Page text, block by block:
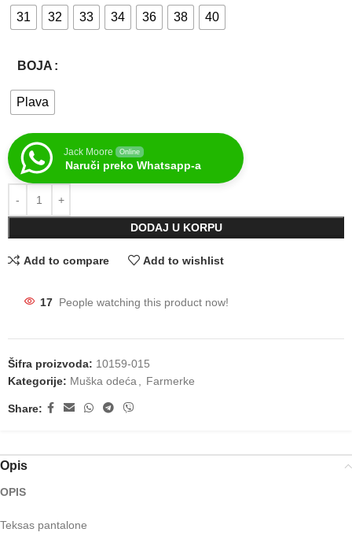
31 32 33 34 36 38 40
BOJA
Plava
Jack Moore Online
Naruči preko Whatsapp-a
DODAJ U KORPU
Add to compare Add to wishlist
17 People watching this product now!
Šifra proizvoda: 10159-015
Kategorije: Muška odeća Farmerke
Share:
Opis
OPIS
Teksas pantalone